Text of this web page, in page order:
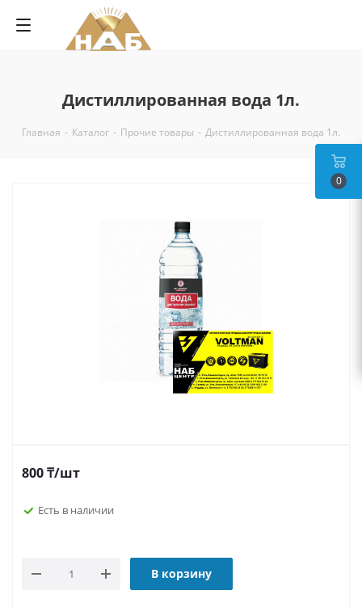
Дистиллированная вода 1л.
Главная - Каталог - Прочие товары - Дистиллированная вода 1л.
800₸/шт
Есть в наличии
В корзину
0